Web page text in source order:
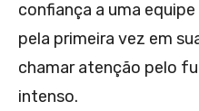
confiança a uma
pela primeira vez em
chamar atenção pelo
intenso.